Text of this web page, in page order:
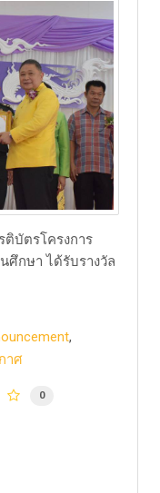
ติบัตรโครงการ
ศึกษา ได้รับรางวัล
าศ
0